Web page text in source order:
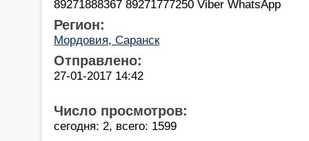
89271888367 89271777250 Viber WhatsApp
Регион:
Мордовия, Саранск
Отправлено:
27-01-2017 14:42
Число просмотров:
сегодня: 2, всего: 1599